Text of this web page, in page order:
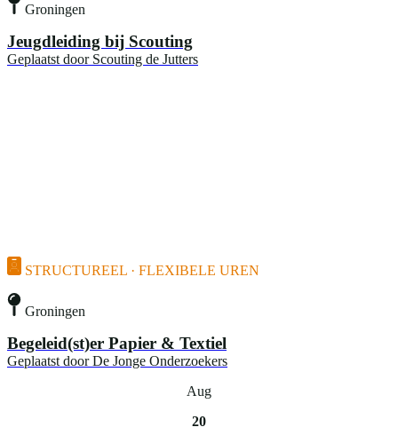
Groningen
Jeugdleiding bij Scouting
Geplaatst door Scouting de Jutters
STRUCTUREEL · FLEXIBELE UREN
Groningen
Begeleid(st)er Papier & Textiel
Geplaatst door De Jonge Onderzoekers
Aug
20